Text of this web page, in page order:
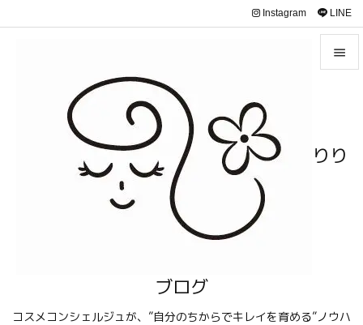
りり
ブログ
コスメコンシェルジュが、”自分のちからでキレイを育める”ノウハ

サイド
Instagram LINE